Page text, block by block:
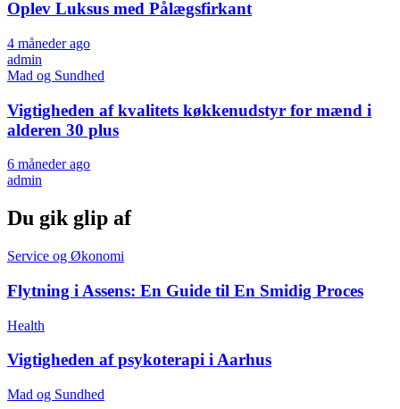
Oplev Luksus med Pålægsfirkant
4 måneder ago
admin
Mad og Sundhed
Vigtigheden af kvalitets køkkenudstyr for mænd i
alderen 30 plus
6 måneder ago
admin
Du gik glip af
Service og Økonomi
Flytning i Assens: En Guide til En Smidig Proces
Health
Vigtigheden af psykoterapi i Aarhus
Mad og Sundhed